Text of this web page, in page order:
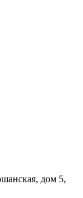
дом 5,